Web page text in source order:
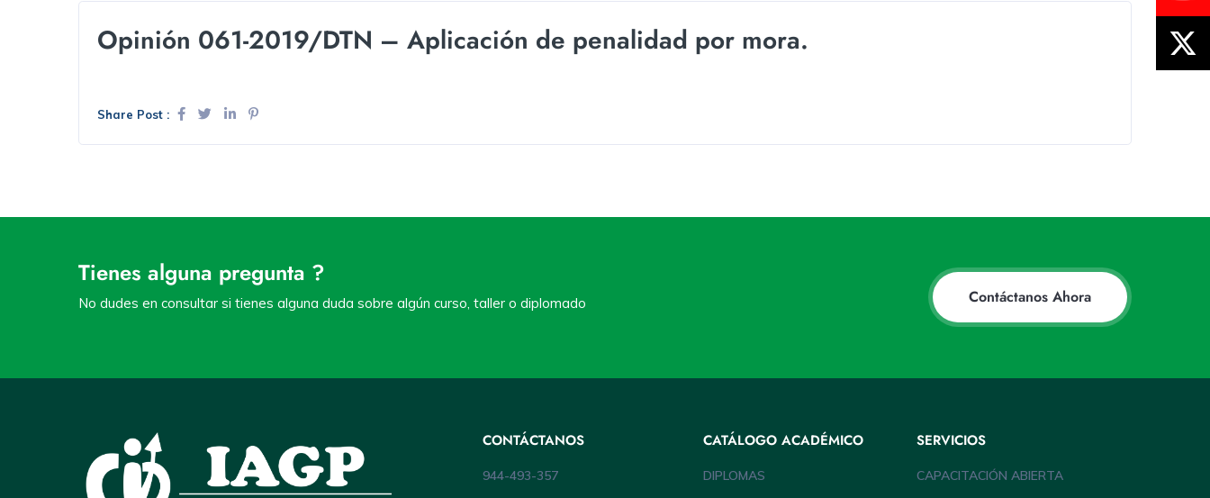
Opinión 061-2019/DTN – Aplicación de penalidad por mora.
Share Post :
Tienes alguna pregunta ?
No dudes en consultar si tienes alguna duda sobre algún curso, taller o diplomado Contáctanos Ahora
CONTÁCTANOS
944-493-357
CATÁLOGO ACADÉMICO
DIPLOMAS
SERVICIOS
CAPACITACIÓN ABIERTA